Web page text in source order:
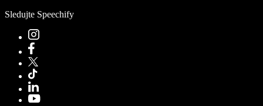
Sledujte Speechify